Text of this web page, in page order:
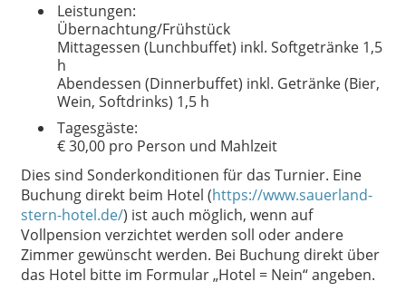
Leistungen:
Übernachtung/Frühstück
Mittagessen (Lunchbuffet) inkl. Softgetränke 1,5
h
Abendessen (Dinnerbuffet) inkl. Getränke (Bier,
Wein, Softdrinks) 1,5 h
Tagesgäste:
€ 30,00 pro Person und Mahlzeit
Dies sind Sonderkonditionen für das Turnier. Eine
Buchung direkt beim Hotel (https://www.sauerland-
stern-hotel.de/) ist auch möglich, wenn auf
Vollpension verzichtet werden soll oder andere
Zimmer gewünscht werden. Bei Buchung direkt über
das Hotel bitte im Formular „Hotel = Nein“ angeben.